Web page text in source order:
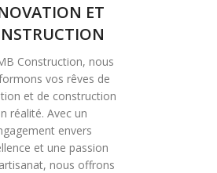
ET
Construction, nous
vos rêves de
et de construction
réalité. Avec un
envers
et une passion
nous offrons